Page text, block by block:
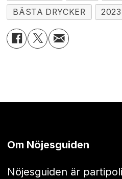
BÄSTA DRYCKER
Om Nöjesguiden
Nöjesguiden är